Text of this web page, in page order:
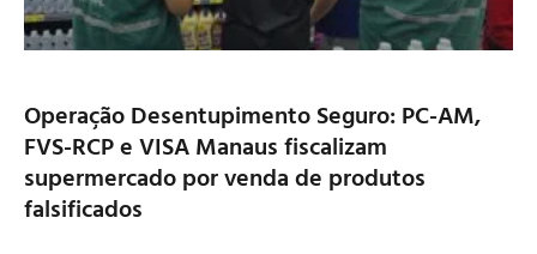
Operação Desentupimento Seguro: PC-AM,
FVS-RCP e VISA Manaus fiscalizam
supermercado por venda de produtos
falsificados